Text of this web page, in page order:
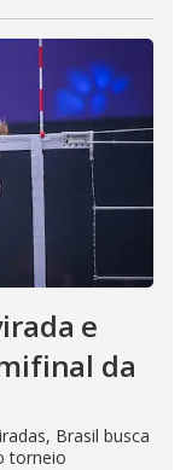
e
da
Brasil busca
torneio